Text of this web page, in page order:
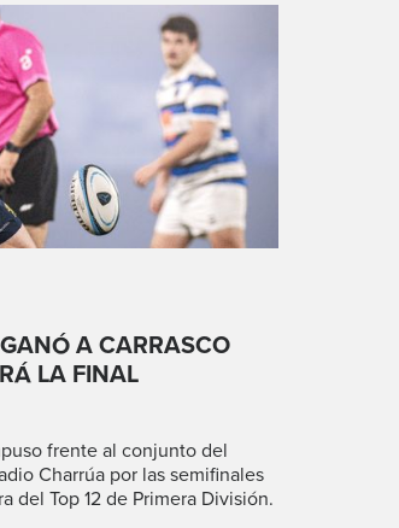
A CARRASCO
LA FINAL
frente al conjunto del
Charrúa por las semifinales
del Top 12 de Primera División.